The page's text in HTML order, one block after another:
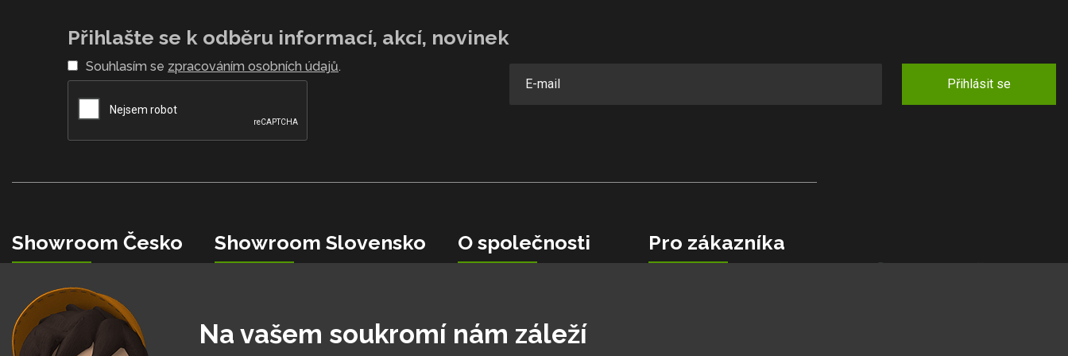
Přihlašte se k odběru informací, akcí, novinek
Souhlasím se zpracováním osobních údajů.
Přihlásit se
Showroom Česko
+420 734 853 482
info@hobbytec.cz
U Mototechny, 251 62
Tehovec - Říčany u Prahy
Showroom Slovensko
Bardejovská 2046/28, 080 06
Ľubotice - Prešov
O společnosti
Ochranná známka
Cíle pro rok 2026
Pro zákazníka
Na vašem soukromí nám záleží